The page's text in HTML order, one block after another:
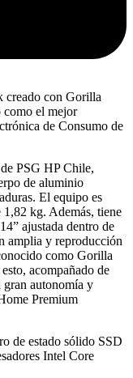
creado con Gorilla
como el mejor
de Consumo de
PSG HP Chile,
de aluminio
El equipo es
1,82 kg. Además, tiene
ajustada dentro de
amplia y reproducción
como Gorilla
acompañado de
gran autonomía y
Premium
de estado sólido SSD
Intel Core